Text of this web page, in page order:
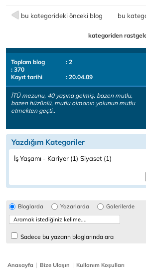
bu kategorideki önceki blog bu
kategoriden
Toplam blog
: 2
: 370
Kayıt tarihi
: 20.04.09
İTÜ mezunu, 40 yaşına gelmiş, bazen mutlu,
bazen hüzünlü, mutlu olmanın yolunun mutlu
etmekten geçti..
Yazdığım Kategoriler
İş Yaşamı - Kariyer (1) Siyaset (1)
Bloglarda Yazarlarda Galerilerde
Sadece bu yazarın bloglarında ara
Anasayfa | Bize Ulaşın | Kullanım Koşulları